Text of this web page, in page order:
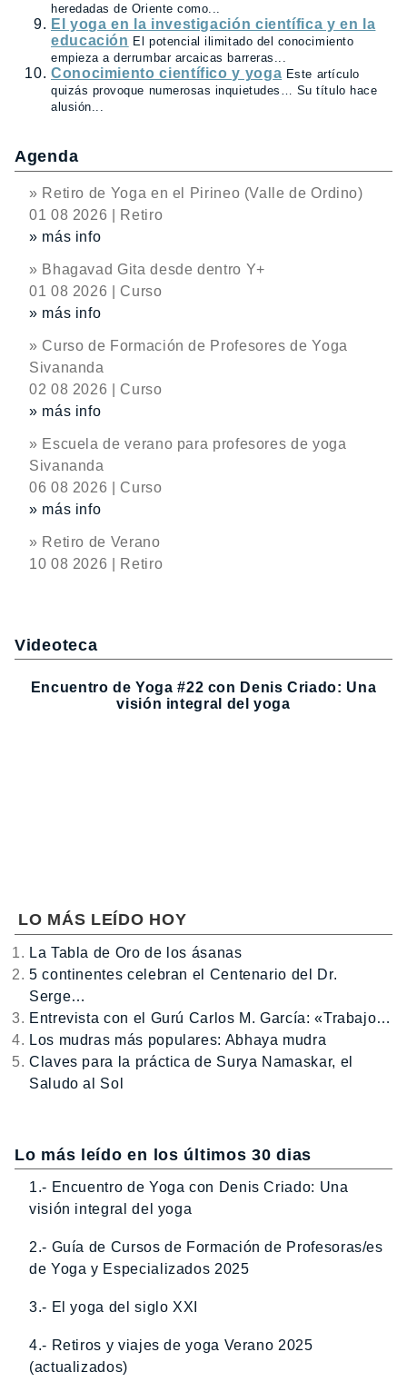
heredadas de Oriente como...
El yoga en la investigación científica y en la
educación El potencial ilimitado del conocimiento
empieza a derrumbar arcaicas barreras...
Conocimiento científico y yoga Este artículo
quizás provoque numerosas inquietudes… Su título hace
alusión...
Agenda
» Retiro de Yoga en el Pirineo (Valle de Ordino)
01 08 2026 | Retiro
» más info
» Bhagavad Gita desde dentro Y+
01 08 2026 | Curso
» más info
» Curso de Formación de Profesores de Yoga
Sivananda
02 08 2026 | Curso
» más info
» Escuela de verano para profesores de yoga
Sivananda
06 08 2026 | Curso
» más info
» Retiro de Verano
10 08 2026 | Retiro
Videoteca
Encuentro de Yoga #22 con Denis Criado: Una
visión integral del yoga
LO MÁS LEÍDO HOY
La Tabla de Oro de los ásanas
5 continentes celebran el Centenario del Dr.
Serge…
Entrevista con el Gurú Carlos M. García: «Trabajo…
Los mudras más populares: Abhaya mudra
Claves para la práctica de Surya Namaskar, el
Saludo al Sol
Lo más leído en los últimos 30 dias
1.- Encuentro de Yoga con Denis Criado: Una
visión integral del yoga
2.- Guía de Cursos de Formación de Profesoras/es
de Yoga y Especializados 2025
3.- El yoga del siglo XXI
4.- Retiros y viajes de yoga Verano 2025
(actualizados)